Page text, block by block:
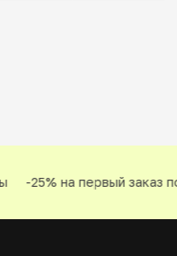
-25% на первый заказ